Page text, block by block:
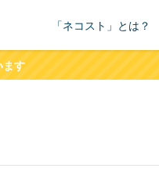
「ネコスト」とは？
ます